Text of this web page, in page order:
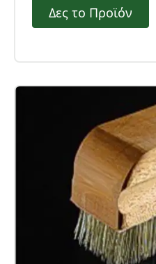
Δες το Προϊόν